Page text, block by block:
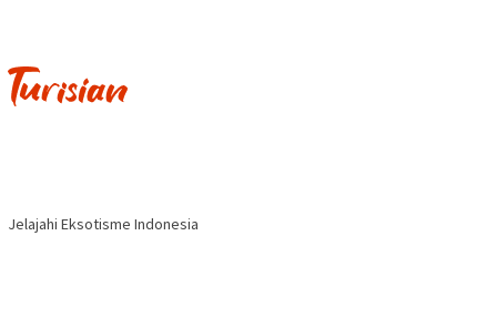
Jelajahi Eksotisme Indonesia